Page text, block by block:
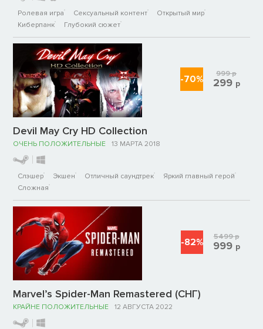
Ролевая игра Сексуальный контент
Открытый мир
Киберпанк
Глубокий сюжет
Devil May Cry HD Collection
ОЧЕНЬ ПОЛОЖИТЕЛЬНЫЕ 13 МАРТА 2018
Слэшер Экшен Отличный саундтрек
Яркий главный герой
Сложная
-70% 999р
299 р
Marvel’s Spider-Man Remastered (СНГ)
КРАЙНЕ ПОЛОЖИТЕЛЬНЫЕ 12 АВГУСТА 2022
-82% 5499р
999 р